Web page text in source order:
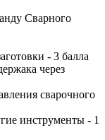
Сварного
- 3 балла
через
сварочного
инструменты - 1